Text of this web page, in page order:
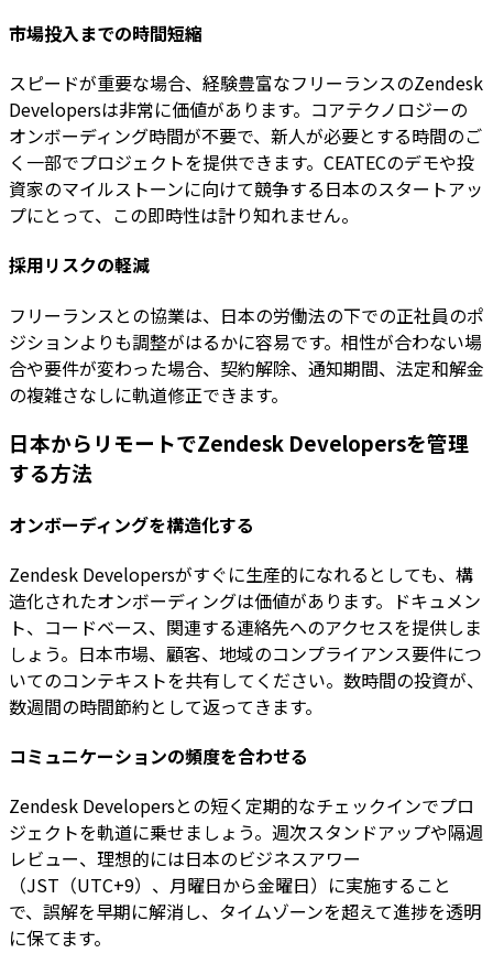
市場投入までの時間短縮
スピードが重要な場合、経験豊富なフリーランスのZendesk
Developersは非常に価値があります。コアテクノロジーの
オンボーディング時間が不要で、新人が必要とする時間のご
く一部でプロジェクトを提供できます。CEATECのデモや投
資家のマイルストーンに向けて競争する日本のスタートアッ
プにとって、この即時性は計り知れません。
採用リスクの軽減
フリーランスとの協業は、日本の労働法の下での正社員のポ
ジションよりも調整がはるかに容易です。相性が合わない場
合や要件が変わった場合、契約解除、通知期間、法定和解金
の複雑さなしに軌道修正できます。
日本からリモートでZendesk Developersを管理
する方法
オンボーディングを構造化する
Zendesk Developersがすぐに生産的になれるとしても、構
造化されたオンボーディングは価値があります。ドキュメン
ト、コードベース、関連する連絡先へのアクセスを提供しま
しょう。日本市場、顧客、地域のコンプライアンス要件につ
いてのコンテキストを共有してください。数時間の投資が、
数週間の時間節約として返ってきます。
コミュニケーションの頻度を合わせる
Zendesk Developersとの短く定期的なチェックインでプロ
ジェクトを軌道に乗せましょう。週次スタンドアップや隔週
レビュー、理想的には日本のビジネスアワー
（JST（UTC+9）、月曜日から金曜日）に実施すること
で、誤解を早期に解消し、タイムゾーンを超えて進捗を透明
に保てます。